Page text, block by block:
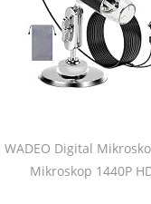
WADEO Digital
Mikroskop 1440P